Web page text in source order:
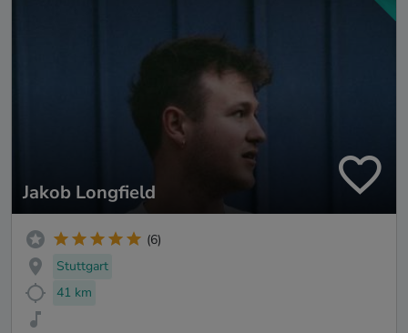
Jakob Longfield
(6)
Stuttgart
41 km